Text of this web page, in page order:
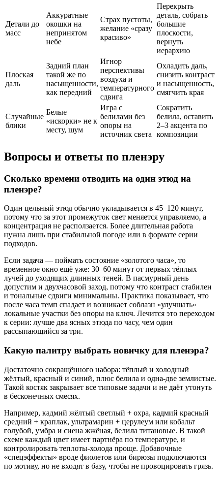
Детали до
масс
Аккуратные
окошки на
непринятом
небе
Страх пустоты,
желание «сразу
красиво»
Перекрыть
деталь, собрать
большие
плоскости,
вернуть
иерархию
Плоская
даль
Задний план
такой же по
насыщенности,
как передний
Игнор
перспективы
воздуха и
температурного
сдвига
Охладить даль,
снизить контраст
и насыщенность,
смягчить края
Случайные
блики
Белые
«искорки» не к
месту, шум
Игра с
белилами без
опоры на
источник света
Сократить
белила, оставить
2–3 акцента по
композиции
Вопросы и ответы по пленэру
Сколько времени отводить на один этюд на
пленэре?
Один цельный этюд обычно укладывается в 45–120 минут,
потому что за этот промежуток свет меняется управляемо, а
концентрация не расползается. Более длительная работа
нужна лишь при стабильной погоде или в формате серии
подходов.
Если задача — поймать состояние «золотого часа», то
временное окно ещё уже: 30–60 минут от первых тёплых
лучей до уходящих длинных теней. В пасмурный день
допустим и двухчасовой заход, потому что контраст стабилен
и тональные сдвиги минимальны. Практика показывает, что
после часа темп спадает и возникает соблазн «улучшать»
локальные участки без опоры на ключ. Лечится это переходом
к серии: лучше два ясных этюда по часу, чем один
рассыпающийся за три.
Какую палитру выбрать новичку для пленэра?
Достаточно сокращённого набора: тёплый и холодный
жёлтый, красный и синий, плюс белила и одна-две землистые.
Такой костяк закрывает все типовые задачи и не даёт утонуть
в бесконечных смесях.
Например, кадмий жёлтый светлый + охра, кадмий красный
средний + краплак, ультрамарин + церулеум или кобальт
голубой, умбра и сиена жжёная, белила титановые. В такой
схеме каждый цвет имеет партнёра по температуре, и
контролировать теплоты-холода проще. Добавочные
«спецэффекты» вроде фиолетов или бирюзы подключаются
по мотиву, но не входят в базу, чтобы не провоцировать грязь.